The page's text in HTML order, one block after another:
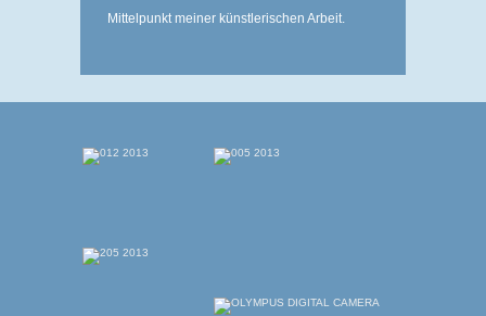
Mittelpunkt meiner ­künstlerischen Arbeit.